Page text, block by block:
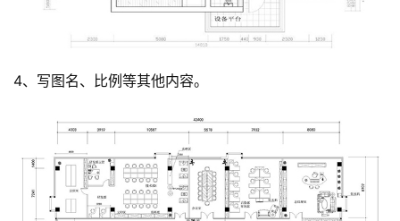
4、写图名、比例等其他内容。